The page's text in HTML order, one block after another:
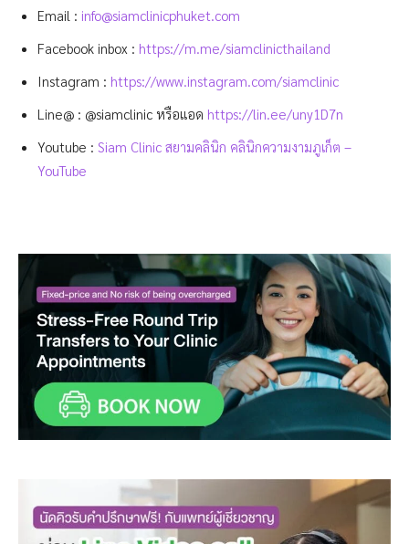
Email : info@siamclinicphuket.com
Facebook inbox : https://m.me/siamclinicthailand
Instagram : https://www.instagram.com/siamclinic
Line@ : @siamclinic หรือแอด https://lin.ee/uny1D7n
Youtube : Siam Clinic สยามคลินิก คลินิกความงามภูเก็ต –
YouTube